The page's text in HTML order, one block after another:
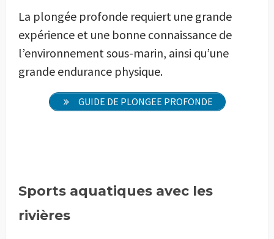
La plongée profonde requiert une grande
expérience et une bonne connaissance de
l’environnement sous-marin, ainsi qu’une
grande endurance physique.
GUIDE DE PLONGEE PROFONDE
Sports aquatiques avec les
rivières